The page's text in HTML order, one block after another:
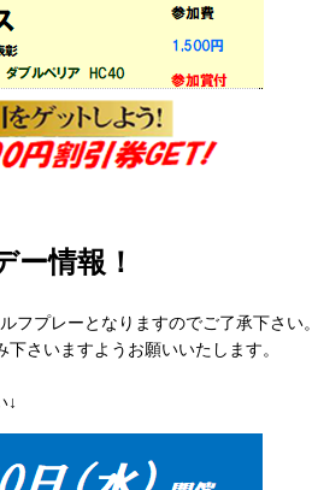
ー情報！
フプレーとなりますのでご了承下さい。
さいますようお願いいたします。
↓